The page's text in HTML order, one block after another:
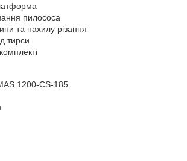
пилососа
та нахилу різання
тирси
1200-CS-185